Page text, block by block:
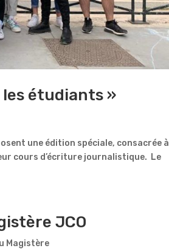
les étudiants »
une édition spéciale, consacrée à
cours d’écriture journalistique. Le
JCO
Magistère